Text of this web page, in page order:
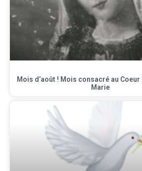
Mois d’août ! Mois consacré au
Marie